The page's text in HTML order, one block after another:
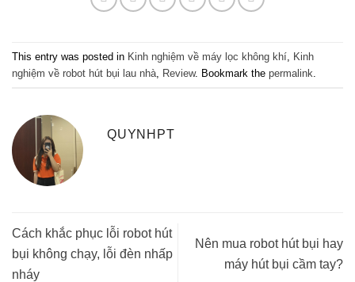
This entry was posted in Kinh nghiệm về máy lọc không khí Kinh
nghiệm về robot hút bụi lau nhà Review. Bookmark the permalink
QUYNHPT
Cách khắc phục lỗi robot hút
bụi không chạy, lỗi đèn nhấp
nháy
Nên mua robot hút bụi hay
máy hút bụi cầm tay?